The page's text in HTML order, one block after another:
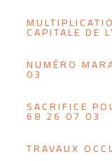
CAPITALE DE
NUMÉRO
03
SACRIFICE
68 26 07 03
TRAVAUX